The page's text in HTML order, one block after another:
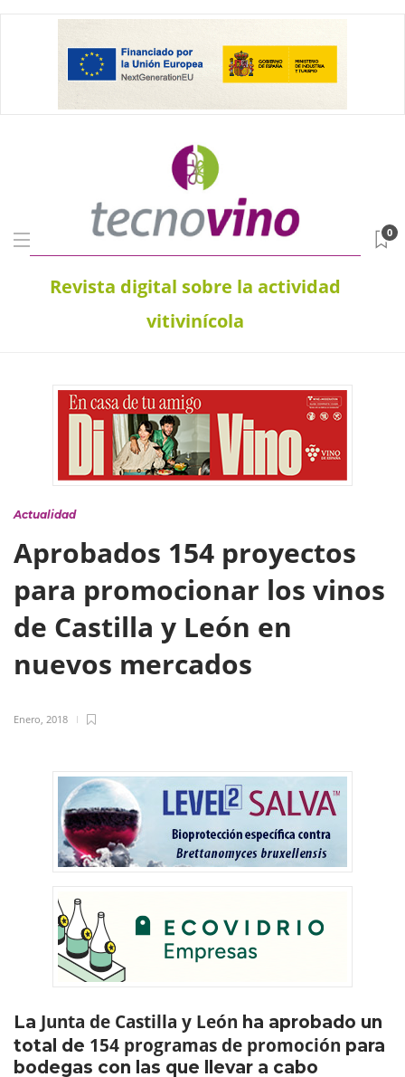
Revista digital sobre la actividad
vitivinícola
0
Actualidad
Aprobados 154 proyectos
para promocionar los vinos
de Castilla y León en
nuevos mercados
Enero, 2018
La Junta de Castilla y León ha aprobado un
total de 154 programas de promoción para
bodegas con las que llevar a cabo